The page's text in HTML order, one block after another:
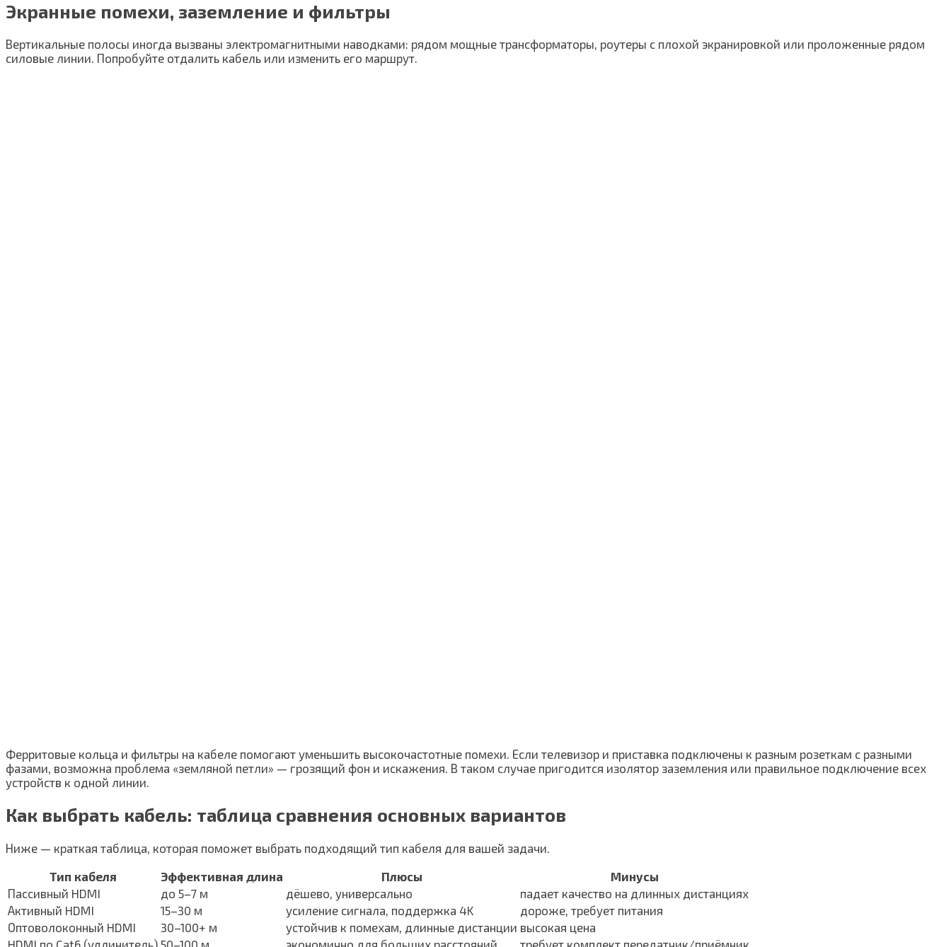
Экранные помехи, заземление и фильтры
Вертикальные полосы иногда вызваны электромагнитными наводками: рядом мощные трансформаторы, роутеры с плохой экранировкой или проложенные рядом
силовые линии. Попробуйте отдалить кабель или изменить его маршрут.
Ферритовые кольца и фильтры на кабеле помогают уменьшить высокочастотные помехи. Если телевизор и приставка подключены к разным розеткам с разными
фазами, возможна проблема «земляной петли» — грозящий фон и искажения. В таком случае пригодится изолятор заземления или правильное подключение всех
устройств к одной линии.
Как выбрать кабель: таблица сравнения основных вариантов
Ниже — краткая таблица, которая поможет выбрать подходящий тип кабеля для вашей задачи.
Тип кабеля
Эффективная длина Плюсы
Минусы
Пассивный HDMI
до 5–7 м дёшево, универсально
падает качество на длинных дистанциях
Активный HDMI
15–30 м усиление сигнала, поддержка 4K
дороже, требует питания
Оптоволоконный HDMI
30–100+ м устойчив к помехам, длинные дистанции высокая цена
HDMI по Cat6 (удлинитель) 50–100 м экономично для больших расстояний требует комплект передатчик/приёмник